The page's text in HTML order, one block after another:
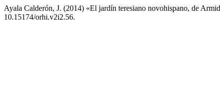
Ayala Calderón, J. (2014) «El jardín teresiano novohispano, de
10.15174/orhi.v2i2.56.